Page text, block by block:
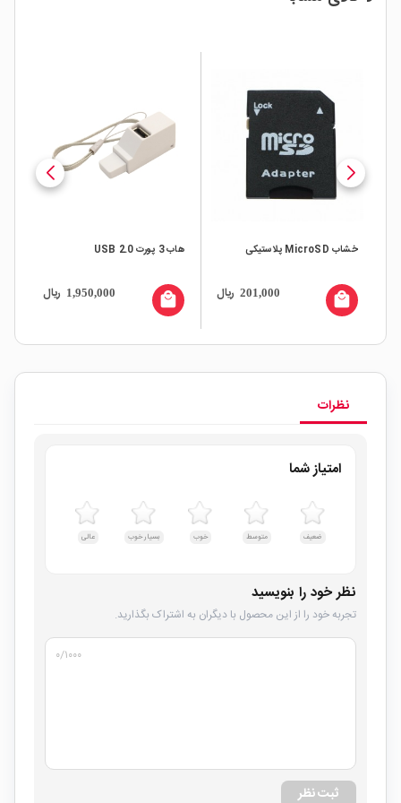
خشاب MicroSD پلاستیکی
201,000 ریال local_mall
هاب 3 پورت USB 2.0
1,950,000 ریال local_mall
نظرات
امتیاز شما
ضعیف متوسط خوب بسیار خوب عالی
نظر خود را بنویسید
تجربه خود را از این محصول با دیگران به اشتراک بگذارید.
۰/۱۰۰۰
ثبت نظر